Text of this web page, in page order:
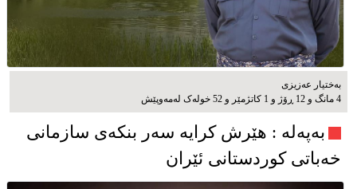
بەختیار عەزیزی
4 مانگ و 12 ڕۆژ و 1 کاتژمێر و 52 خوله‌ک له‌مه‌وپێش‌
به‌په‌له‌ : هێرش کرایە سەر بنکەی سازمانی
خەباتی کوردستانی ئێران